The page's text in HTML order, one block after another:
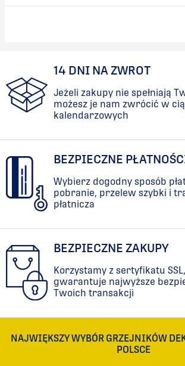
2998
3074
339
493
570
648
14 DNI NA ZWROT
Jeżeli zakupy nie spełniają
możesz je nam zwrócić w
kalendarzowych
BEZPIECZNE
Wybierz dogodny sposób
pobranie, przelew szybki i
płatnicza
BEZPIECZNE ZAKUPY
Korzystamy z sertyfikatu
gwarantuje najwyższe
Twoich transakcji
NAJWIĘKSZY WYBÓR GRZEJNIKÓW
POLSCE